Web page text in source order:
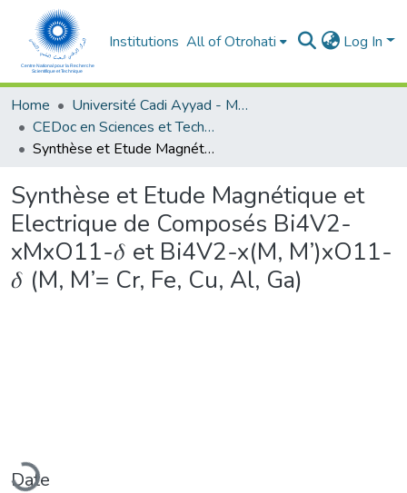
Institutions All of Otrohati Log In
Home
Université Cadi Ayyad - Marrakech
CEDoc en Sciences et Techniques et Sciences Médicales (CED - STSM)
Synthèse et Etude Magnétique et Electrique de Composés Bi4V2-xMxO11-𝛿 et Bi4V2-x(M, M’)xO11-𝛿 (M, M’= Cr, Fe, Cu, Al, Ga)
Synthèse et Etude Magnétique et
Electrique de Composés Bi4V2-
xMxO11-𝛿 et Bi4V2-x(M, M’)xO11-
𝛿 (M, M’= Cr, Fe, Cu, Al, Ga)
Date